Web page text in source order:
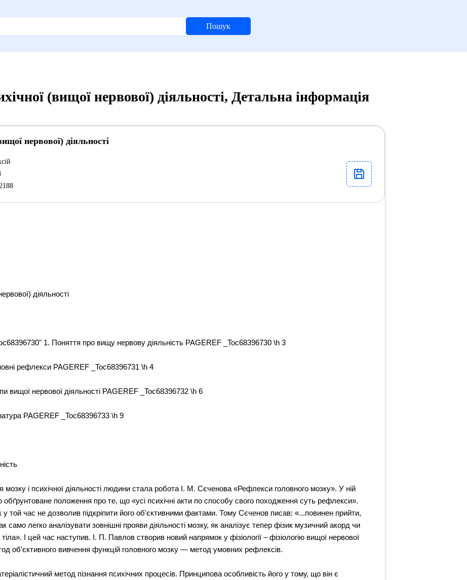
Пошук
(вищої нервової) діяльності, Детальна інформація
нервової) діяльності
діяльності
1. Поняття про вищу нервову діяльність PAGEREF _Toc68396730 \h 3
рефлекси PAGEREF _Toc68396731 \h 4
вищої нервової діяльності PAGEREF _Toc68396732 \h 6
PAGEREF _Toc68396733 \h 9
мозку і психічної діяльності людини стала робота І. М. Сєченова «Рефлекси головного мозку». У ній
положення про те, що «усі психічні акти по способу свого походження суть рефлекси».
той час не дозволив підкріпити його об'єктивними фактами. Тому Сєченов писав: «...повинен прийти,
легко аналізувати зовнішні прояви діяльності мозку, як аналізує тепер фізик музичний акорд чи
І цей час наступив. І. П. Павлов створив новий напрямок у фізіології – фізіологію вищої нервової
об'єктивного вивчення функцій головного мозку — метод умовних рефлексів.
метод пізнання психічних процесів. Принципова особливість його у тому, що він є